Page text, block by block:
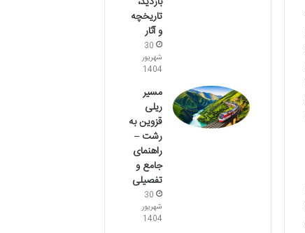
تاریخچه
و آثار
30
شهریور
1404
مسیر
ریلی
قزوین به
رشت –
راهنمای
جامع و
تفصیلی
30
شهریور
1404